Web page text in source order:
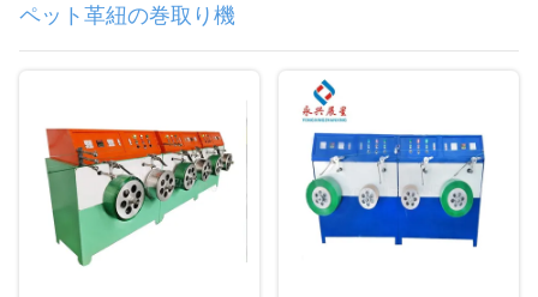
ペット革紐の巻取り機